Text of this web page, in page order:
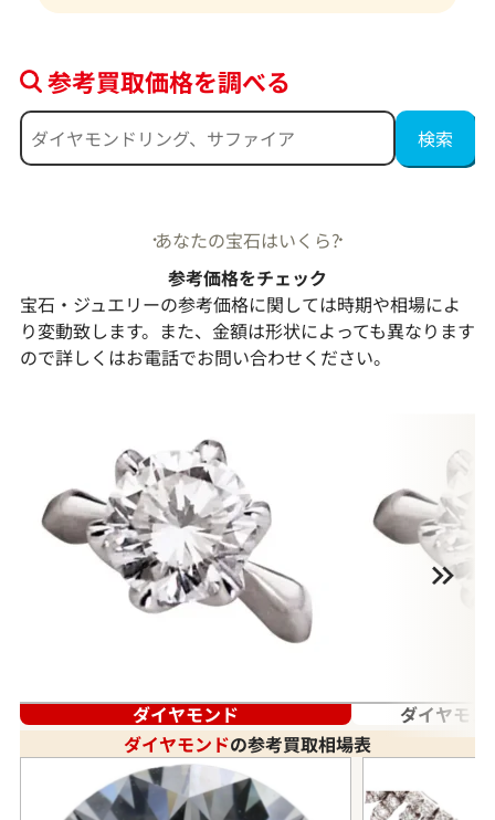
参考買取価格を調べる
あなたの宝石はいくら?
参考価格をチェック
宝石・ジュエリーの参考価格に関しては時期や相場によ
り変動致します。また、金額は形状によっても異なります
ので詳しくはお電話でお問い合わせください。
ダイヤモンド
ダイヤモ
ダイヤモンドの参考買取相場表